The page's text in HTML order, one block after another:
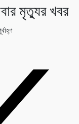
মৃত্যুর খবর